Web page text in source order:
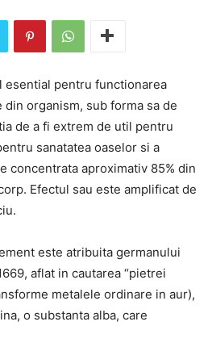
esential pentru functionarea
organism, sub forma sa de
de a fi extrem de util pentru
sanatatea oaselor si a
concentrata aproximativ 85% din
Efectul sau este amplificat de
este atribuita germanului
aflat in cautarea “pietrei
metalele ordinare in aur),
o substanta alba, care